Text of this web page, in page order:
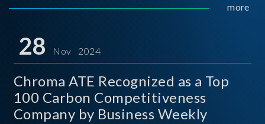
Optoelectronic and Semiconductor Industry
for thei
more
28 Nov 2024
Chroma ATE Recognized as a Top
100 Carbon Competitiveness
Company by Business Weekly